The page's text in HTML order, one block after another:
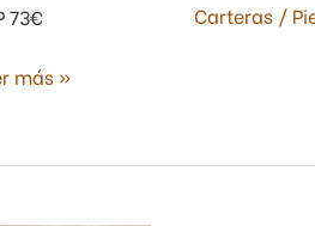
Carteras/
73€
más »